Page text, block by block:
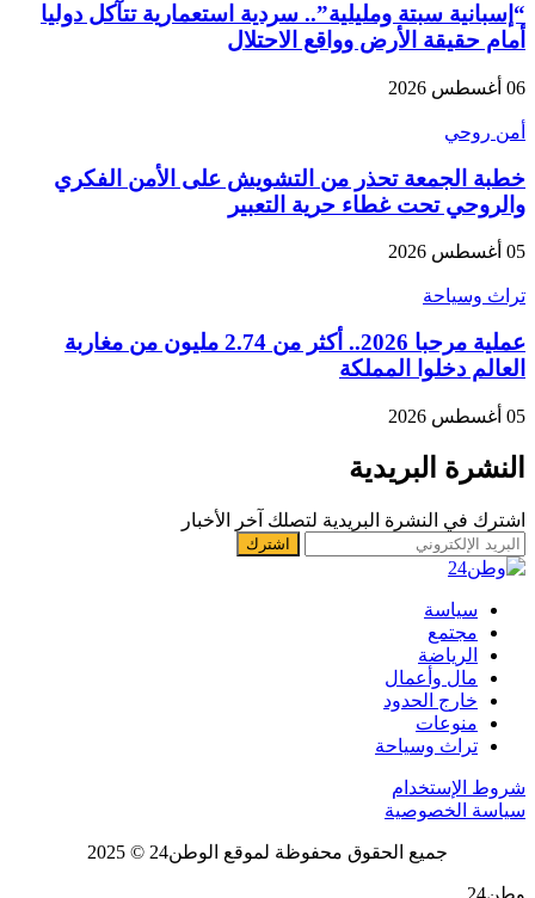
“إسبانية سبتة ومليلية”.. سردية استعمارية تتآكل دوليا
أمام حقيقة الأرض وواقع الاحتلال
06 أغسطس 2026
أمن روحي
خطبة الجمعة تحذر من التشويش على الأمن الفكري
والروحي تحت غطاء حرية التعبير
05 أغسطس 2026
تراث وسياحة
عملية مرحبا 2026.. أكثر من 2.74 مليون من مغاربة
العالم دخلوا المملكة
05 أغسطس 2026
النشرة البريدية
اشترك في النشرة البريدية لتصلك آخر الأخبار
سياسة
مجتمع
الرياضة
مال وأعمال
خارج الحدود
منوعات
تراث وسياحة
شروط الإستخدام
سياسة الخصوصية
جميع الحقوق محفوظة لموقع الوطن24 © 2025
وطن24